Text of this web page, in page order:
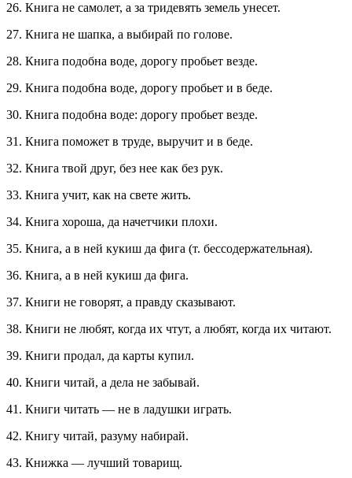
26. Книга не самолет, а за тридевять земель унесет.
27. Книга не шапка, а выбирай по голове.
28. Книга подобна воде, дорогу пробьет везде.
29. Книга подобна воде, дорогу пробьет и в беде.
30. Книга подобна воде: дорогу пробьет везде.
31. Книга поможет в труде, выручит и в беде.
32. Книга твой друг, без нее как без рук.
33. Книга учит, как на свете жить.
34. Книга хороша, да начетчики плохи.
35. Книга, а в ней кукиш да фига (т. бессодержательная).
36. Книга, а в ней кукиш да фига.
37. Книги не говорят, а правду сказывают.
38. Книги не любят, когда их чтут, а любят, когда их читают.
39. Книги продал, да карты купил.
40. Книги читай, а дела не забывай.
41. Книги читать — не в ладушки играть.
42. Книгу читай, разуму набирай.
43. Книжка — лучший товарищ.